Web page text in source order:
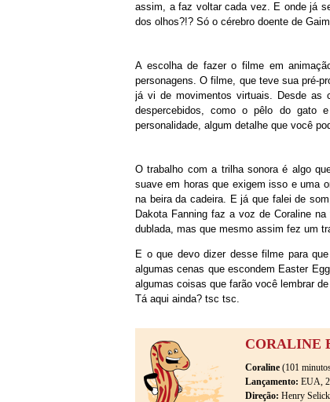
assim, a faz voltar cada vez. E onde já
dos olhos?!? Só o cérebro doente de
A escolha de fazer o filme em
personagens. O filme, que teve sua pré-
já vi de movimentos virtuais. Desde as
despercebidos, como o pêlo do gato
personalidade, algum detalhe que você
O trabalho com a trilha sonora é algo
suave em horas que exigem isso e uma
na beira da cadeira. E já que falei de
Dakota Fanning faz a voz de Coraline
dublada, mas que mesmo assim fez um
E o que devo dizer desse filme para
algumas cenas que escondem Easter
algumas coisas que farão você lembrar
Tá aqui ainda? tsc tsc.
CORALINE
Coraline (101
Lançamento: EUA,
Direção: Henry Selick